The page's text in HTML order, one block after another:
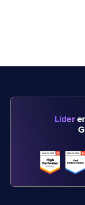
Líder